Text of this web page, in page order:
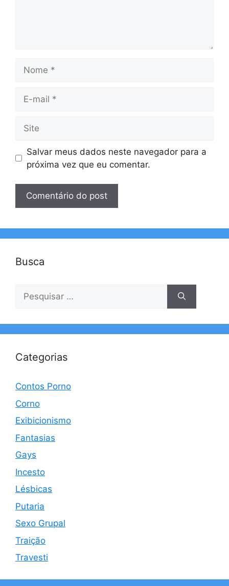
mail
Salvar meus dados neste navegador para a
próxima vez que eu comentar.
Busca
Pesquisar
Categorias
Contos Porno
Corno
Exibicionismo
Fantasias
Gays
Incesto
Lésbicas
Putaria
Sexo Grupal
Traição
Travesti